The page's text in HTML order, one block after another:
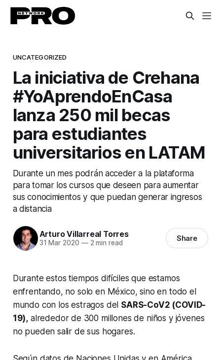
UNCATEGORIZED
La iniciativa de Crehana
#YoAprendoEnCasa
lanza 250 mil becas
para estudiantes
universitarios en LATAM
Durante un mes podrán acceder a la plataforma
para tomar los cursos que deseen para aumentar
sus conocimientos y que puedan generar ingresos
a distancia
Arturo Villarreal Torres
31 Mar 2020 —2 min read Share
Durante estos tiempos difíciles que estamos
enfrentando, no solo en México, sino en todo el
mundo con los estragos del SARS-CoV2 (COVID-
19), alrededor de 300 millones de niños y jóvenes
no pueden salir de sus hogares.